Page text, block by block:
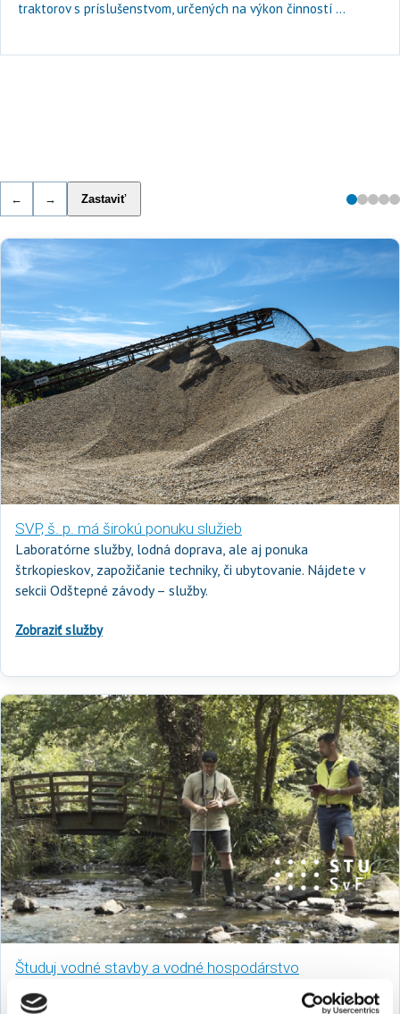
Verejný výber uchádzača o kúpu majetku štátu
← → Zastaviť
n
í
m
a
2
z
5
SVP, š. p. má širokú ponuku služieb
Laboratórne služby, lodná doprava, ale aj ponuka
štrkopieskov, zapožičanie techniky, či ubytovanie. Nájdete v
sekcii Odštepné závody – služby.
Zobraziť služby
Študuj vodné stavby a vodné hospodárstvo
SLOVENSKÝ VODOHOSPODÁRSKY PODNIK, štátny podnik
potrebuje novú generáciu vodohospodárov.